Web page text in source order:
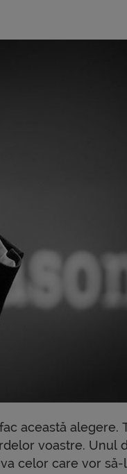
această alegere.
voastre. Unul
celor care vor să-l